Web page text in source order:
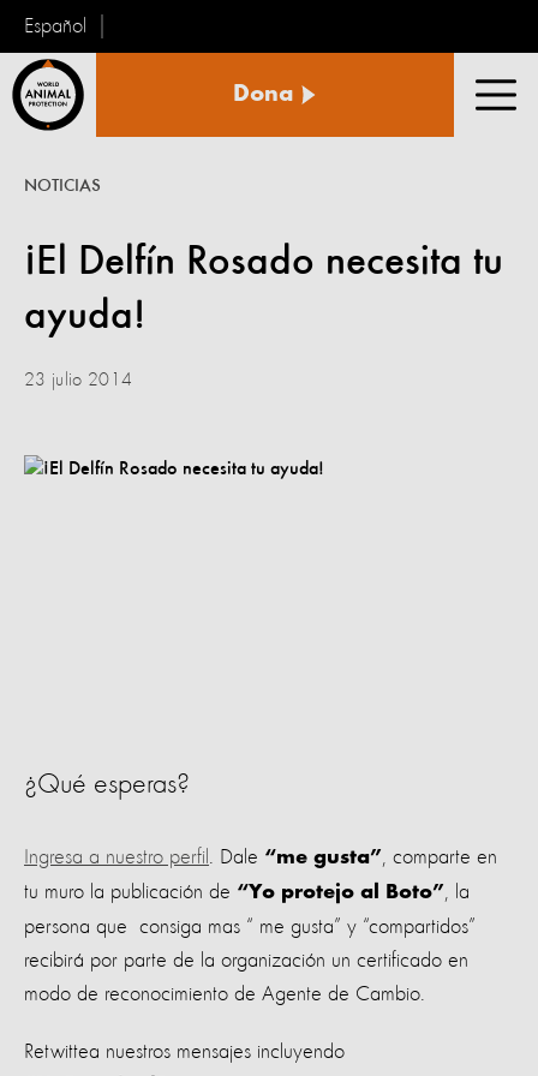
Español
Animal
Dona
¡El Delfín Rosado necesita tu
ayuda!
NOTICIAS
23 julio 2014
¿Qué esperas?
Ingresa a nuestro perfil . Dale “me gusta” , comparte en
tu muro la publicación de “Yo protejo al Boto” , la
persona que consiga mas “ me gusta” y “compartidos”
recibirá por parte de la organización un certificado en
modo de reconocimiento de Agente de Cambio.
Retwittea nuestros mensajes incluyendo